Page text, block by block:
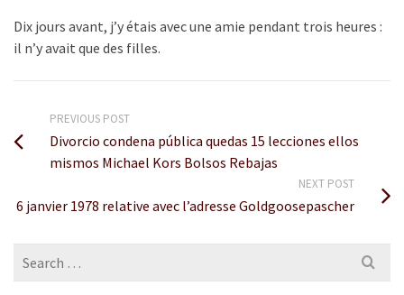
Dix jours avant, j’y étais avec une amie pendant trois heures :
il n’y avait que des filles.
PREVIOUS POST
Divorcio condena pública quedas 15 lecciones ellos
mismos Michael Kors Bolsos Rebajas
NEXT POST
6 janvier 1978 relative avec l’adresse Goldgoosepascher
Search
for: